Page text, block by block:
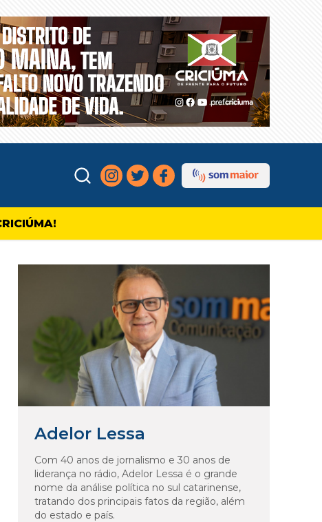
Adelor Lessa
Com 40 anos de jornalismo e 30 anos de
liderança no rádio, Adelor Lessa é o grande
nome da análise política no sul catarinense,
tratando dos principais fatos da região, além
do estado e país.